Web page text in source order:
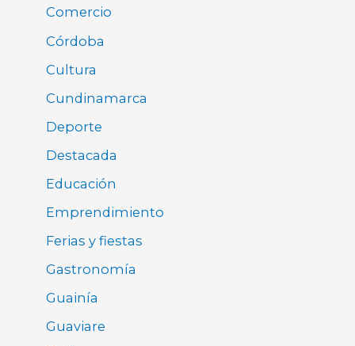
Comercio
Córdoba
Cultura
Cundinamarca
Deporte
Destacada
Educación
Emprendimiento
Ferias y fiestas
Gastronomía
Guainía
Guaviare